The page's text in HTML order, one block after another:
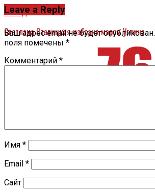
Назад
Светлана Ставицкая избрана мэром Углича
Leave a Reply
Ваш адрес email не будет опубликован.
поля помечены *
Комментарий *
Имя *
Email *
Сайт